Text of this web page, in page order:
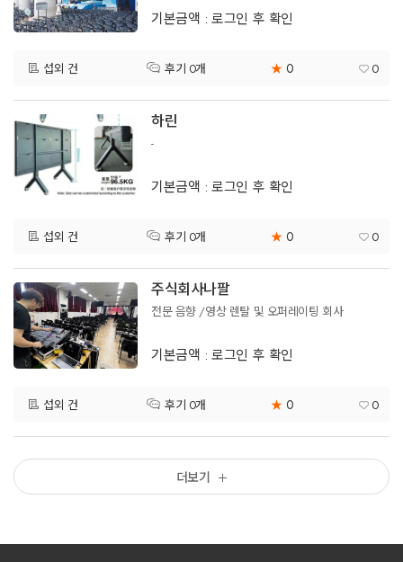
기본금액 : 로그인 후 확인
섭외 건 후기 0개 ★ 0 0
하린
-
기본금액 : 로그인 후 확인
섭외 건 후기 0개 ★ 0 0
주식회사나팔
전문 음향 /영상 렌탈 및 오퍼레이팅 회사
기본금액 : 로그인 후 확인
섭외 건 후기 0개 ★ 0 0
더보기